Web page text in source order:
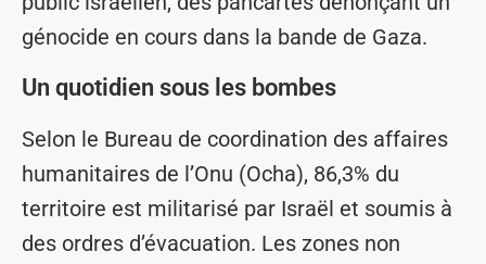
génocide en cours dans la bande de Gaza.
Un quotidien sous les bombes
Selon le Bureau de coordination des affaires
humanitaires de l’Onu (Ocha), 86,3% du
territoire est militarisé par Israël et soumis à
des ordres d’évacuation. Les zones non